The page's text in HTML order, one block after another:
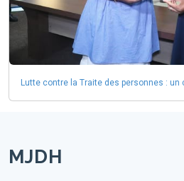
Lutte contre la Traite des personnes : un
MJDH